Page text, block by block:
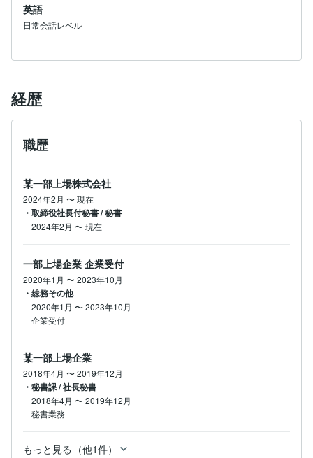
英語
日常会話レベル
経歴
職歴
某一部上場株式会社
2024年2月 〜現在
・取締役社長付秘書 / 秘書
2024年2月 〜現在
一部上場企業 企業受付
2020年1月 〜2023年10月
・総務その他
2020年1月 〜2023年10月
企業受付
某一部上場企業
2018年4月 〜2019年12月
・秘書課 / 社長秘書
2018年4月 〜2019年12月
秘書業務
もっと見る（他1件）